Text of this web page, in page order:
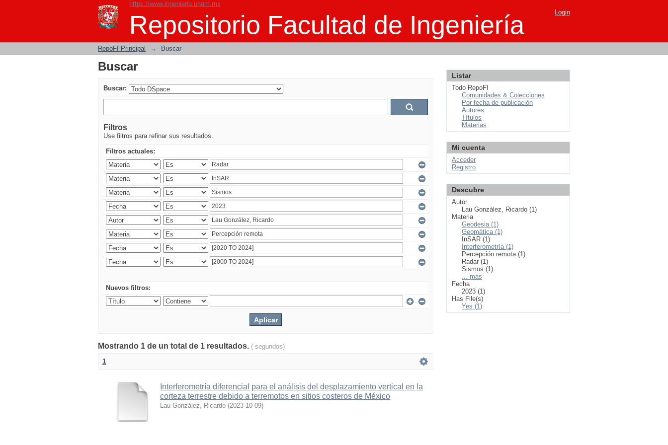
https://www.ingenieria.unam.mx
Repositorio Facultad de Ingeniería
Buscar Login
RepoFI Principal → Buscar
Buscar
Buscar:
Filtros
Use filtros para refinar sus resultados.
Filtros actuales:
Nuevos filtros:
Mostrando 1 de un total de 1 resultados. ( segundos)
1
Interferometría diferencial para el análisis del desplazamiento vertical en la
corteza terrestre debido a terremotos en sitios costeros de México
Lau González, Ricardo (2023-10-09)
Listar
Todo RepoFI
Comunidades & Colecciones
Por fecha de publicación
Autores
Títulos
Materias
Mi cuenta
Acceder
Registro
Descubre
Autor
Lau González, Ricardo (1)
Materia
Geodesia (1)
Geomática (1)
InSAR (1)
Interferometría (1)
Percepción remota (1)
Radar (1)
Sismos (1)
... más
Fecha
2023 (1)
Has File(s)
Yes (1)